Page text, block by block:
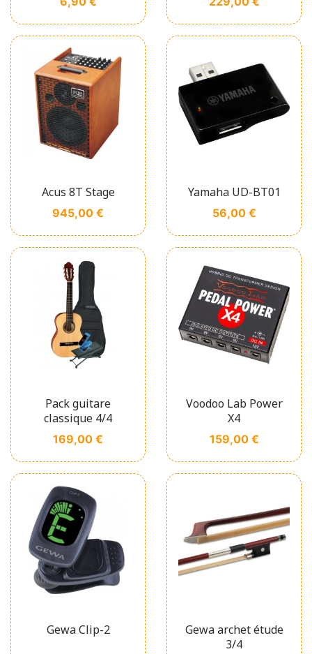
Acus 8T Stage
Prix
945,00 €
Yamaha UD-BT01
Prix
56,00 €
Pack guitare
classique 4/4
Prix
169,00 €
Voodoo Lab Power
X4
Prix
159,00 €
Gewa Clip-2
Gewa archet étude
3/4